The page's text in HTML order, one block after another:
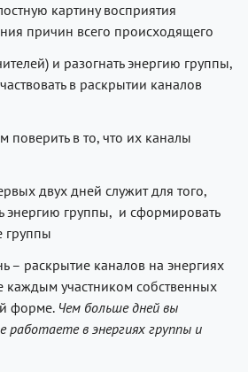
картину восприятия
причин всего происходящего
и разогнать энергию группы,
в раскрытии каналов
в то, что их каналы
двух дней служит для того,
энергию группы, и сформировать
группы
– раскрытие каналов на энергиях
участником собственных
форме. Чем больше дней вы
в энергиях группы и